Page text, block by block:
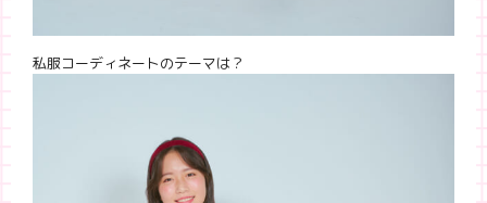
私服コーディネートのテーマは？